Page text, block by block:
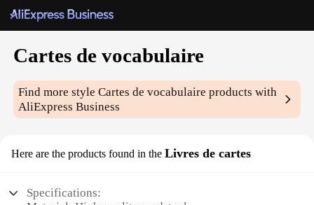
Cartes de vocabulaire
Find more styleCartes de vocabulaire products with
AliExpress Business
Here are the products found in the Livres de cartes
Specifications: